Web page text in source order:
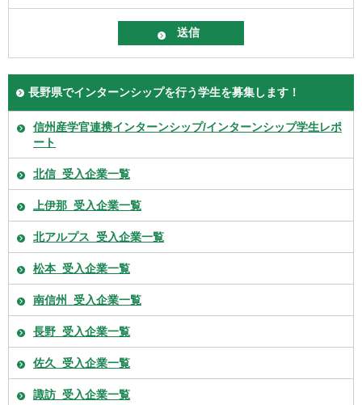
長野県でインターンシップを行う学生を募集します！
信州産学官連携インターンシップ/インターンシップ学生レポ
ート
北信_受入企業一覧
上伊那_受入企業一覧
北アルプス_受入企業一覧
松本_受入企業一覧
南信州_受入企業一覧
長野_受入企業一覧
佐久_受入企業一覧
諏訪_受入企業一覧